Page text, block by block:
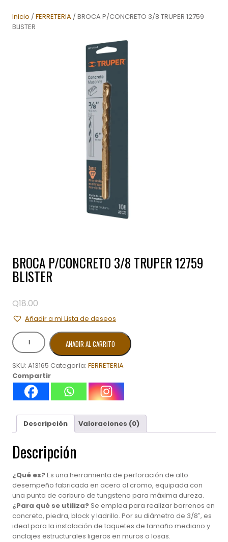
Inicio /FERRETERIA / BROCA P/CONCRETO 3/8 TRUPER 12759
BLISTER
BROCA P/CONCRETO 3/8 TRUPER 12759
BLISTER
Q18.00
Añadir a mi Lista de deseos
BROCA
P/CONCRETO
TRUPER
12759
BLISTER
cantidad
AÑADIR AL CARRITO
SKU: A13165 Categoría: FERRETERIA
Compartir
Descripción Valoraciones (0)
Descripción
¿Qué es?Es una herramienta de perforación de alto
desempeño fabricada en acero al cromo, equipada con
una punta de carburo de tungsteno para máxima dureza.
¿Para qué se utiliza? Se emplea para realizar barrenos en
concreto, piedra, block y ladrillo. Por su diámetro de 3/8″, es
ideal para la instalación de taquetes de tamaño mediano y
anclajes estructurales ligeros en muros o losas.